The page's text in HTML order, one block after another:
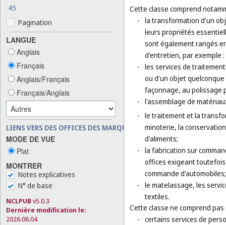
45
Pagination
LANGUE
Anglais
Français
Anglais/Français
Français/Anglais
LIENS VERS DES OFFICES DES MARQUES
MODE DE VUE
Plat
MONTRER
Notes explicatives
N° de base
NCLPUB v5.0.3
Dernière modification le:
2026.06.04
Cette classe comprend
- la transformation d'un
leurs propriétés
sont également rangés
d'entretien, par exemple
- les services de
ou d'un objet
façonnage, au polissage
- l'assemblage de
- le traitement et la
minoterie, la
d'aliments;
- la fabrication sur
offices exigeant
commande d'automobiles;
- le matelassage, les
textiles.
Cette classe ne comprend
- certains services de